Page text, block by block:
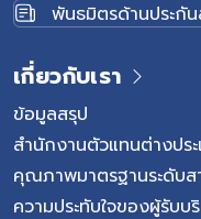
พันธมิตรด้านประกั
เกี่ยวกับเรา
ข้อมูลสรุป
สำนักงานตัวแทนต่างประ
คุณภาพมาตรฐานระดับส
ความประทับใจของผู้รับบ